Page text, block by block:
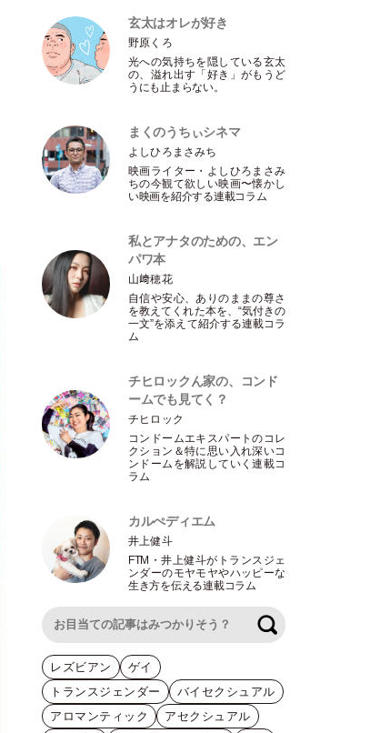
玄太はオレが好き
野原くろ
光への気持ちを隠している玄太
の、溢れ出す 「好き 」がもうど
うにも止まらない。
まくのうちぃシネマ
よしひろまさみち
映画ライター ・ よしひろまさみ
ちの今観て欲しい映画〜懐かし
い映画を紹介する連載コラム
私とアナタのための、エン
パワ本
山﨑穂花
自信や安心、ありのままの尊さ
を教えてくれた本を、“気付きの
一文”を添えて紹介する連載コラ
ム
チヒロックん家の、コンド
ームでも見てく？
チヒロック
コンドームエキスパートのコレ
クション＆特に思い入れ深いコ
ンドームを解説していく連載コ
ラム
カルぺディエム
井上健斗
FTM ・井上健斗がトランスジェ
ンダーのモヤモヤやハッピーな
生き方を伝える連載コラム
レズビアン
ゲイ
トランスジェンダー
バイセクシュアル
アロマンティック
アセクシュアル